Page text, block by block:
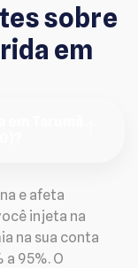
sobre
em
e afeta
injeta na
na sua conta
95%. O